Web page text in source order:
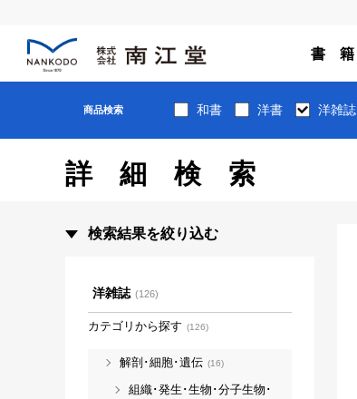
書 籍
商品検索 和書 洋書 洋雑誌
詳細検索
検索結果を絞り込む
洋雑誌 (126)
カテゴリから探す (126)
解剖･細胞･遺伝 (16)
組織･発生･生物･分子生物･